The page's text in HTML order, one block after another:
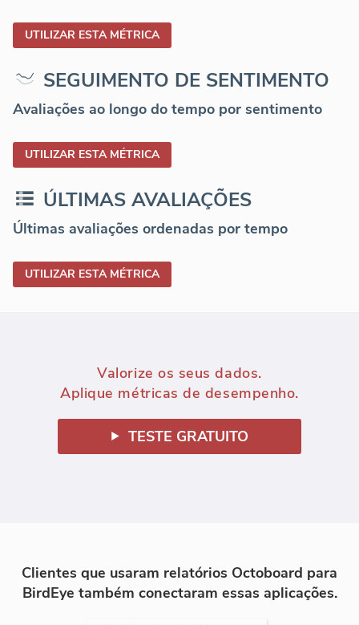
UTILIZAR ESTA MÉTRICA
SEGUIMENTO DE SENTIMENTO
Avaliações ao longo do tempo por sentimento
UTILIZAR ESTA MÉTRICA
ÚLTIMAS AVALIAÇÕES
Últimas avaliações ordenadas por tempo
UTILIZAR ESTA MÉTRICA
Valorize os seus dados.
Aplique métricas de desempenho.
TESTE GRATUITO
Clientes que usaram relatórios Octoboard para
BirdEye também conectaram essas aplicações.